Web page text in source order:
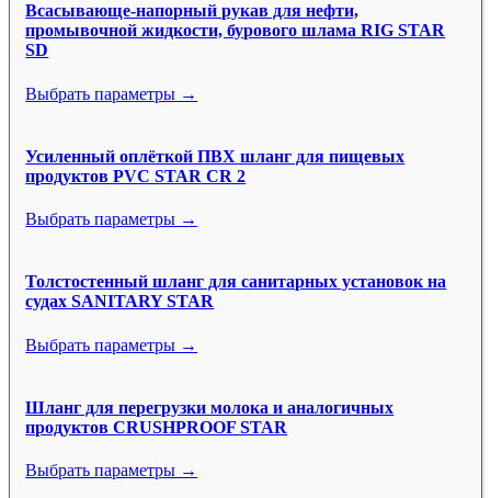
Всасывающе-напорный рукав для нефти,
промывочной жидкости, бурового шлама RIG STAR
SD
Выбрать параметры →
Усиленный оплёткой ПВХ шланг для пищевых
продуктов PVC STAR CR 2
Выбрать параметры →
Толстостенный шланг для санитарных установок на
судах SANITARY STAR
Выбрать параметры →
Шланг для перегрузки молока и аналогичных
продуктов CRUSHPROOF STAR
Выбрать параметры →